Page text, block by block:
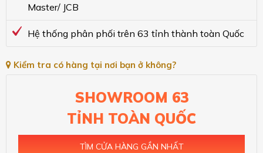
Master/ JCB
Hệ thống phân phối trên 63 tỉnh thành toàn Quốc
Kiểm tra có hàng tại nơi bạn ở không?
SHOWROOM 63
TỈNH TOÀN QUỐC
TÌM CỬA HÀNG GẦN NHẤT